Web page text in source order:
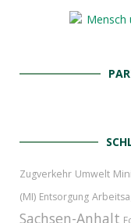
Zugverkehr Umwelt
(MI) Entsorgung
Sachsen-Anhalt